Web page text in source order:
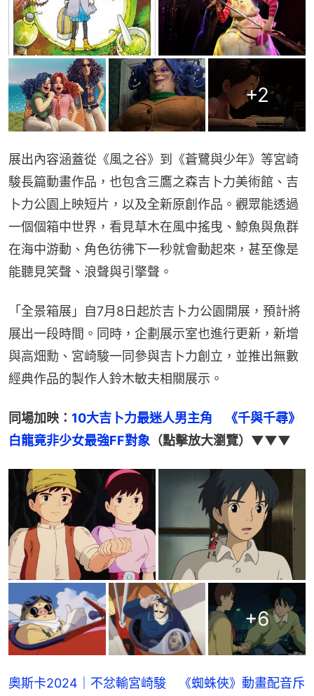
+2
展出內容涵蓋從《風之谷》到《蒼鷺與少年》等宮崎
駿長篇動畫作品，也包含三鷹之森吉卜力美術館、吉
卜力公園上映短片，以及全新原創作品。觀眾能透過
一個個箱中世界，看見草木在風中搖曳、鯨魚與魚群
在海中游動、角色彷彿下一秒就會動起來，甚至像是
能聽見笑聲、浪聲與引擎聲。
「全景箱展」自7月8日起於吉卜力公園開展，預計將
展出一段時間。同時，企劃展示室也進行更新，新增
與高畑勳、宮崎駿一同參與吉卜力創立，並推出無數
經典作品的製作人鈴木敏夫相關展示。
同場加映： 10大吉卜力最迷人男主角　《千與千尋》
白龍竟非少女最強FF對象 （點擊放大瀏覽）▼▼▼
+6
奧斯卡2024｜不忿輸宮崎駿 《蜘蛛俠》動畫配音斥